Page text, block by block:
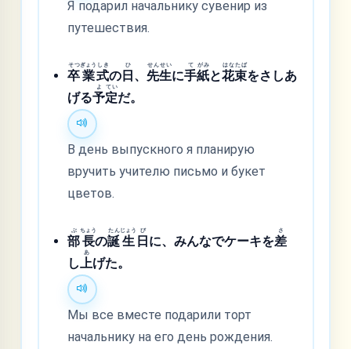
Я подарил начальнику сувенир из
путешествия.
卒
そつ
業
ぎょう
式
しき
の日
ひ
、 先
せん
生
せい
に手
て
紙
がみ
と花
はな
束
たば
をさしあ
げる予
よ
定
てい
だ。
В день выпускного я планирую
вручить учителю письмо и букет
цветов.
部
ぶ
長
ちょう
の誕
たん
生
じょう
日
び
に、みんなでケーキを差
さ
し 上
あ
げた。
Мы все вместе подарили торт
начальнику на его день рождения.